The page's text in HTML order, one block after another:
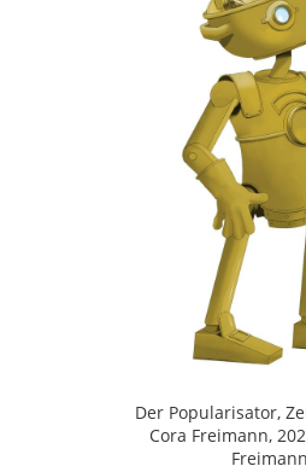
Der Popularisator,
Cora Freimann,
Freimann